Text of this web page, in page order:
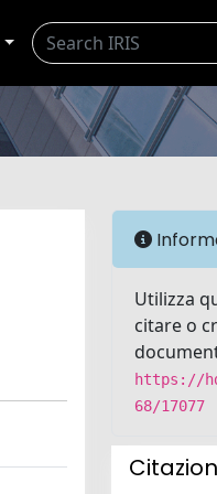
Utilizza
citare o
https://
68/17077